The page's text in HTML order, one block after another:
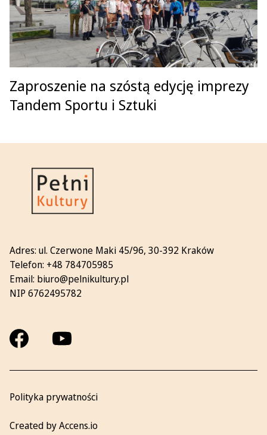
Zaproszenie na szóstą edycję imprezy
Tandem Sportu i Sztuki
Adres: ul. Czerwone Maki 45/96, 30-392 Kraków
Telefon: +48 784705985
Email: biuro@pelnikultury.pl
NIP 6762495782
FacebookYoutube
Created by Accens.io
Polityka prywatności